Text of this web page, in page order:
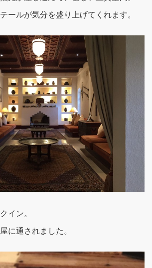
ールが気分を盛り上げてくれます。
イン。
に通されました。